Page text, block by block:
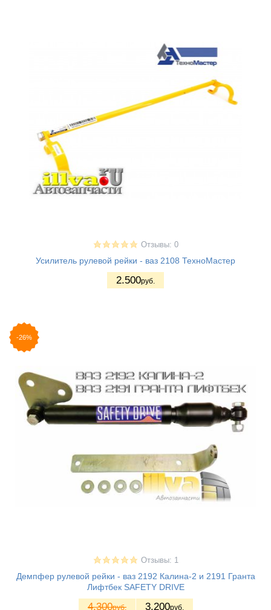
Отзывы: 0
Усилитель рулевой рейки - ваз 2108 ТехноМастер
2.500руб.
-26%
Отзывы: 1
Демпфер рулевой рейки - ваз 2192 Калина-2 и 2191 Гранта
Лифтбек SAFETY DRIVE
4.300руб. 3.200руб.